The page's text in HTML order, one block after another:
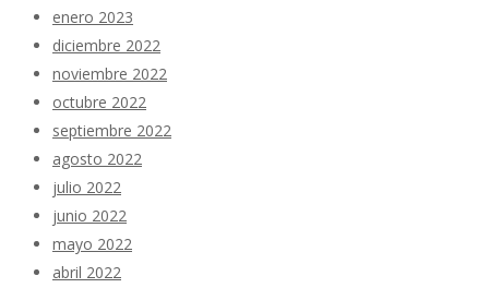
enero 2023
diciembre 2022
noviembre 2022
octubre 2022
septiembre 2022
agosto 2022
julio 2022
junio 2022
mayo 2022
abril 2022